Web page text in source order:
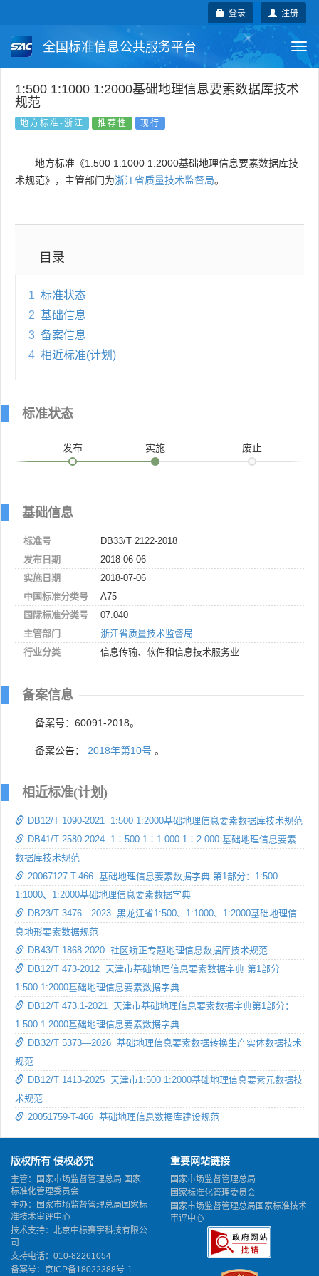
注册
登录
全国标准信息公共服务平台
国家标准 行业标准 地方标准
团体标准 企业标准
国外标准 技术委员会
1:500 1:1000 1:2000基础地理信息要素数据库技术
规范
地方标准-浙江 推荐性 现行
地方标准《1:500 1:1000 1:2000基础地理信息要素数据库技
术规范》，主管部门为浙江省质量技术监督局。
目录
1 标准状态
2 基础信息
3 备案信息
4 相近标准(计划)
标准状态
发布 实施 废止
基础信息
标准号
DB33/T 2122-2018
发布日期
2018-06-06
实施日期
2018-07-06
中国标准分类号
A75
国际标准分类号
07.040
主管部门
浙江省质量技术监督局
行业分类
信息传输、软件和信息技术服务业
备案信息
备案号：60091-2018。
备案公告： 2018年第10号 。
相近标准(计划)
DB12/T 1090-2021 1:500 1:2000基础地理信息要素数据库技术规范
DB41/T 2580-2024 1∶500 1∶1 000 1∶2 000 基础地理信息要素
数据库技术规范
20067127-T-466 基础地理信息要素数据字典 第1部分：1:500
1:1000、1:2000基础地理信息要素数据字典
DB23/T 3476—2023 黑龙江省1:500、1:1000、1:2000基础地理信
息地形要素数据规范
DB43/T 1868-2020 社区矫正专题地理信息数据库技术规范
DB12/T 473-2012 天津市基础地理信息要素数据字典 第1部分
1:500 1:2000基础地理信息要素数据字典
DB12/T 473.1-2021 天津市基础地理信息要素数据字典第1部分：
1:500 1:2000基础地理信息要素数据字典
DB32/T 5373—2026 基础地理信息要素数据转换生产实体数据技术
规范
DB12/T 1413-2025 天津市1:500 1:2000基础地理信息要素元数据技
术规范
20051759-T-466 基础地理信息数据库建设规范
版权所有 侵权必究
主管：国家市场监督管理总局 国家
标准化管理委员会
主办：国家市场监督管理总局国家标
准技术审评中心
技术支持：北京中标赛宇科技有限公
司
支持电话：010-82261054
备案号： 京ICP备18022388号-1
重要网站链接
国家市场监督管理总局
国家标准化管理委员会
国家市场监督管理总局国家标准技术
审评中心